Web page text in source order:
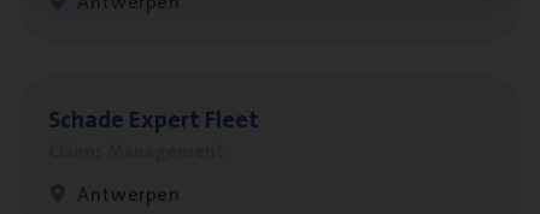
Scha­de Expert Fleet
Antwerpen